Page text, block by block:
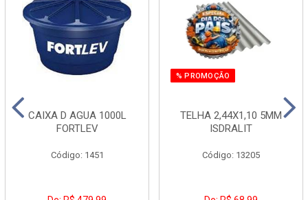
CAIXA D AGUA 1000L
FORTLEV
Código: 1451
% PROMOÇÃO
TELHA 2,44X1,10 5MM
ISDRALIT
Código: 13205